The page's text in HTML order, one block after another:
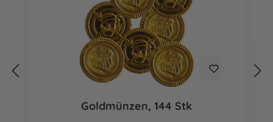
Goldmünzen, 144 Stk